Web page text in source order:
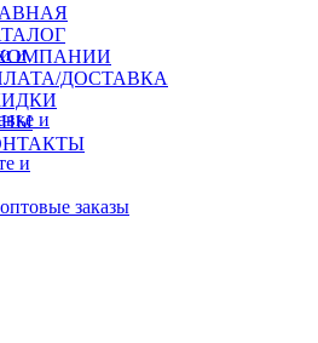
ДОСТАВКА
и
и
и
заказы